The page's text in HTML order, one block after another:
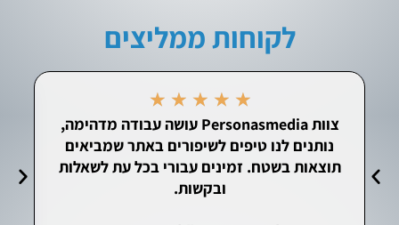
לקוחות ממליצים
★
★
★
★
★
צוות Personasmedia עושה עבודה מדהימה,
נותנים לנו טיפים לשיפורים באתר שמביאים
תוצאות בשטח. זמינים עבורי בכל עת לשאלות
ובקשות.